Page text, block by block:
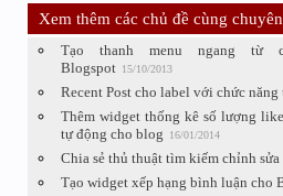
Xem thêm các chủ đề cùng
Tạo thanh menu ngang từ
Blogspot 15/10/2013
Recent Post cho label với chức
Thêm widget thống kê số lượng
tự động cho blog
16/01/2014
Chia sẻ thủ thuật tìm kiếm chỉnh
Tạo widget xếp hạng bình luận cho